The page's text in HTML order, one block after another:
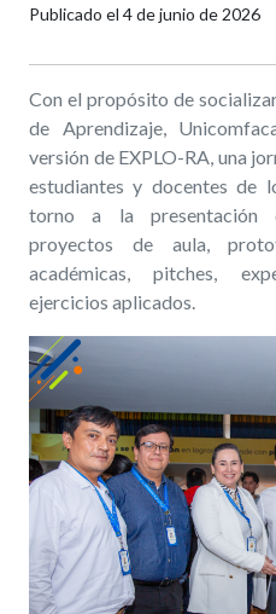
Publicado el 4 de junio de 2026
Con el propósito de
de Aprendizaje,
versión de EXPLO-RA, una
estudiantes y docentes de
torno a la presentación
proyectos de aula,
académicas, pitches,
ejercicios aplicados.